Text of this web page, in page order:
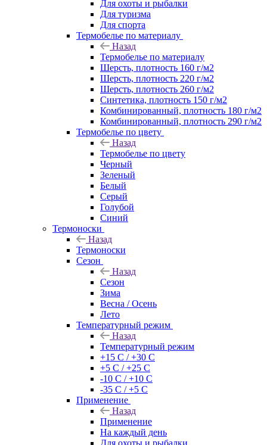
Для охоты и рыбалки
Для туризма
Для спорта
Термобелье по материалу
Назад
Термобелье по материалу
Шерсть, плотность 160 г/м2
Шерсть, плотность 220 г/м2
Шерсть, плотность 260 г/м2
Синтетика, плотность 150 г/м2
Комбинированный, плотность 180 г/м2
Комбинированный, плотность 290 г/м2
Термобелье по цвету
Назад
Термобелье по цвету
Черный
Зеленый
Белый
Серый
Голубой
Синий
Термоноски
Назад
Термоноски
Сезон
Назад
Сезон
Зима
Весна / Осень
Лето
Температурный режим
Назад
Температурный режим
+15 С / +30 С
+5 С / +25 С
-10 С / +10 С
-35 С / +5 С
Применение
Назад
Применение
На каждый день
Для охоты и рыбалки